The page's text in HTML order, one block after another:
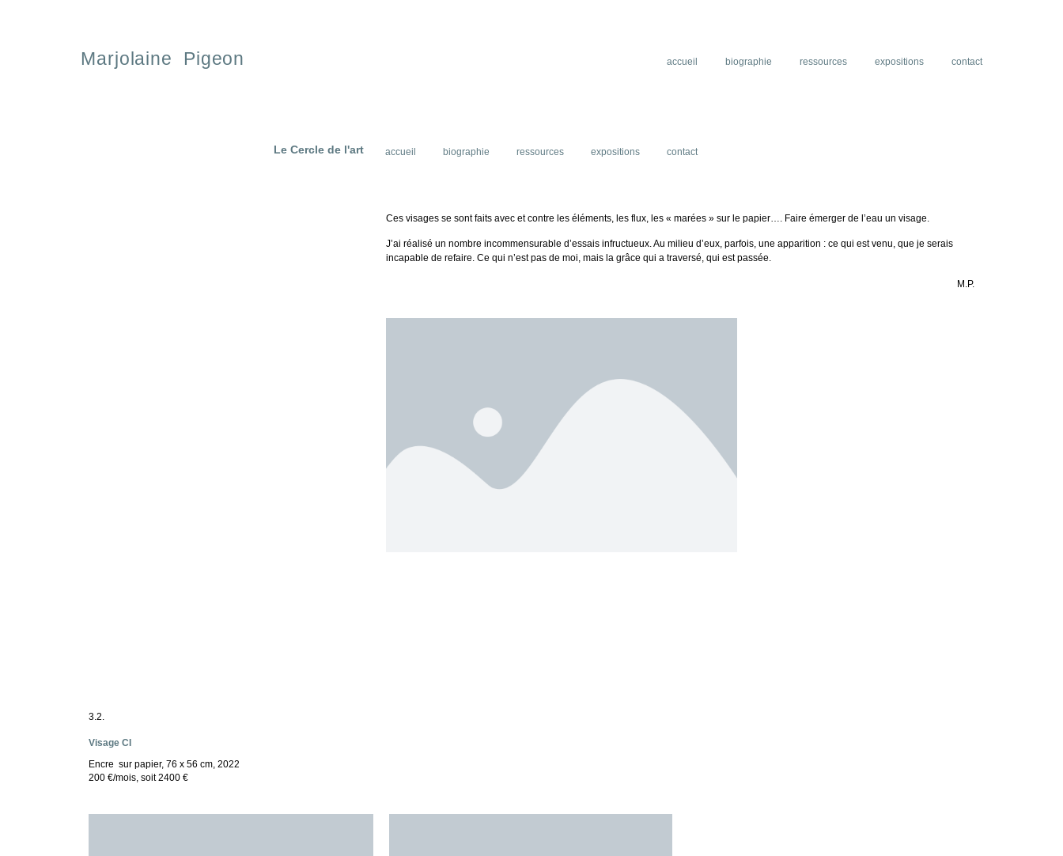
Marjolaine Pigeon accueil biographie ressources expositions contact
Le Cercle de l'art accueil biographie ressources expositions contact
Ces visages se sont faits avec et contre les éléments, les flux, les « marées » sur le papier…. Faire émerger de l’eau un visage.
J’ai réalisé un nombre incommensurable d’essais infructueux. Au milieu d’eux, parfois, une apparition : ce qui est venu, que je serais
incapable de refaire. Ce qui n’est pas de moi, mais la grâce qui a traversé, qui est passée.
M.P.
3.2.
Visage CI
Encre sur papier, 76 x 56 cm, 2022
200 €/mois, soit 2400 €